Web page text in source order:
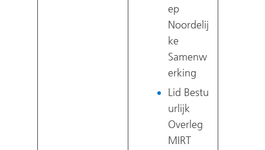
ep
Noordelij
ke
Samenw
erking
Lid Bestu
urlijk
Overleg
MIRT